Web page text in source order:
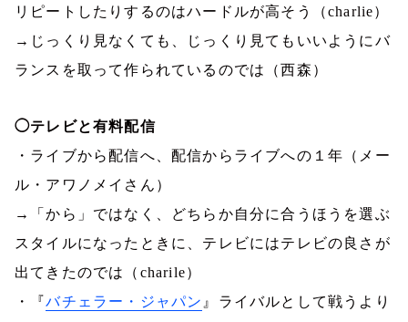
リピートしたりするのはハードルが高そう（charlie）
→じっくり見なくても、じっくり見てもいいようにバ
ランスを取って作られているのでは（西森）
◯テレビと有料配信
・ライブから配信へ、配信からライブへの１年（メー
ル・アワノメイさん）
→「から」ではなく、どちらか自分に合うほうを選ぶ
スタイルになったときに、テレビにはテレビの良さが
出てきたのでは（ charile）
・『バチェラー・ジャパン 』ライバルとして戦うより